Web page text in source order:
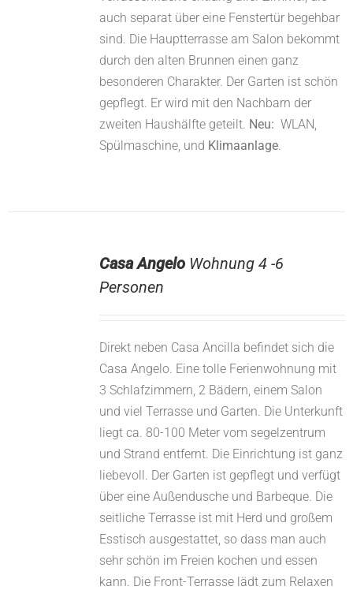
auch separat über eine Fenstertür begehbar
sind. Die Hauptterrasse am Salon bekommt
durch den alten Brunnen einen ganz
besonderen Charakter. Der Garten ist schön
gepflegt. Er wird mit den Nachbarn der
zweiten Haushälfte geteilt. Neu: WLAN,
Spülmaschine, und Klimaanlage.
Casa AngeloWohnung 4 -6
Personen
Direkt neben Casa Ancilla befindet sich die
Casa Angelo. Eine tolle Ferienwohnung mit
3 Schlafzimmern, 2 Bädern, einem Salon
und viel Terrasse und Garten. Die Unterkunft
liegt ca. 80-100 Meter vom segelzentrum
und Strand entfernt. Die Einrichtung ist ganz
liebevoll. Der Garten ist gepflegt und verfügt
über eine Außendusche und Barbeque. Die
seitliche Terrasse ist mit Herd und großem
Esstisch ausgestattet, so dass man auch
sehr schön im Freien kochen und essen
kann. Die Front-Terrasse lädt zum Relaxen